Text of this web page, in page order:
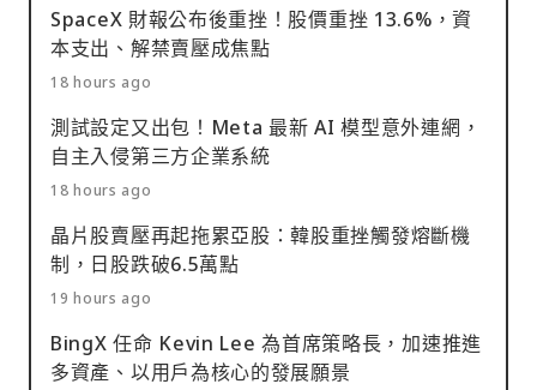
SpaceX 財報公布後重挫！股價重挫 13.6%，資
本支出、解禁賣壓成焦點
18 hours ago
測試設定又出包！Meta 最新 AI 模型意外連網，
自主入侵第三方企業系統
18 hours ago
晶片股賣壓再起拖累亞股：韓股重挫觸發熔斷機
制，日股跌破6.5萬點
19 hours ago
BingX 任命 Kevin Lee 為首席策略長，加速推進
多資產、以用戶為核心的發展願景